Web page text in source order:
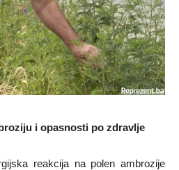
i opasnosti po zdravlje
reakcija na polen ambrozije